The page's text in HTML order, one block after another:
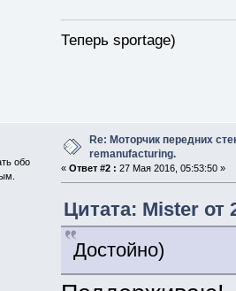
Теперь sportage)
обо
Re: Моторчик передних
remanufacturing.
«Ответ #2 : 27 Мая 2016, 05:53:50 »
Цитата: Mister от
Достойно)